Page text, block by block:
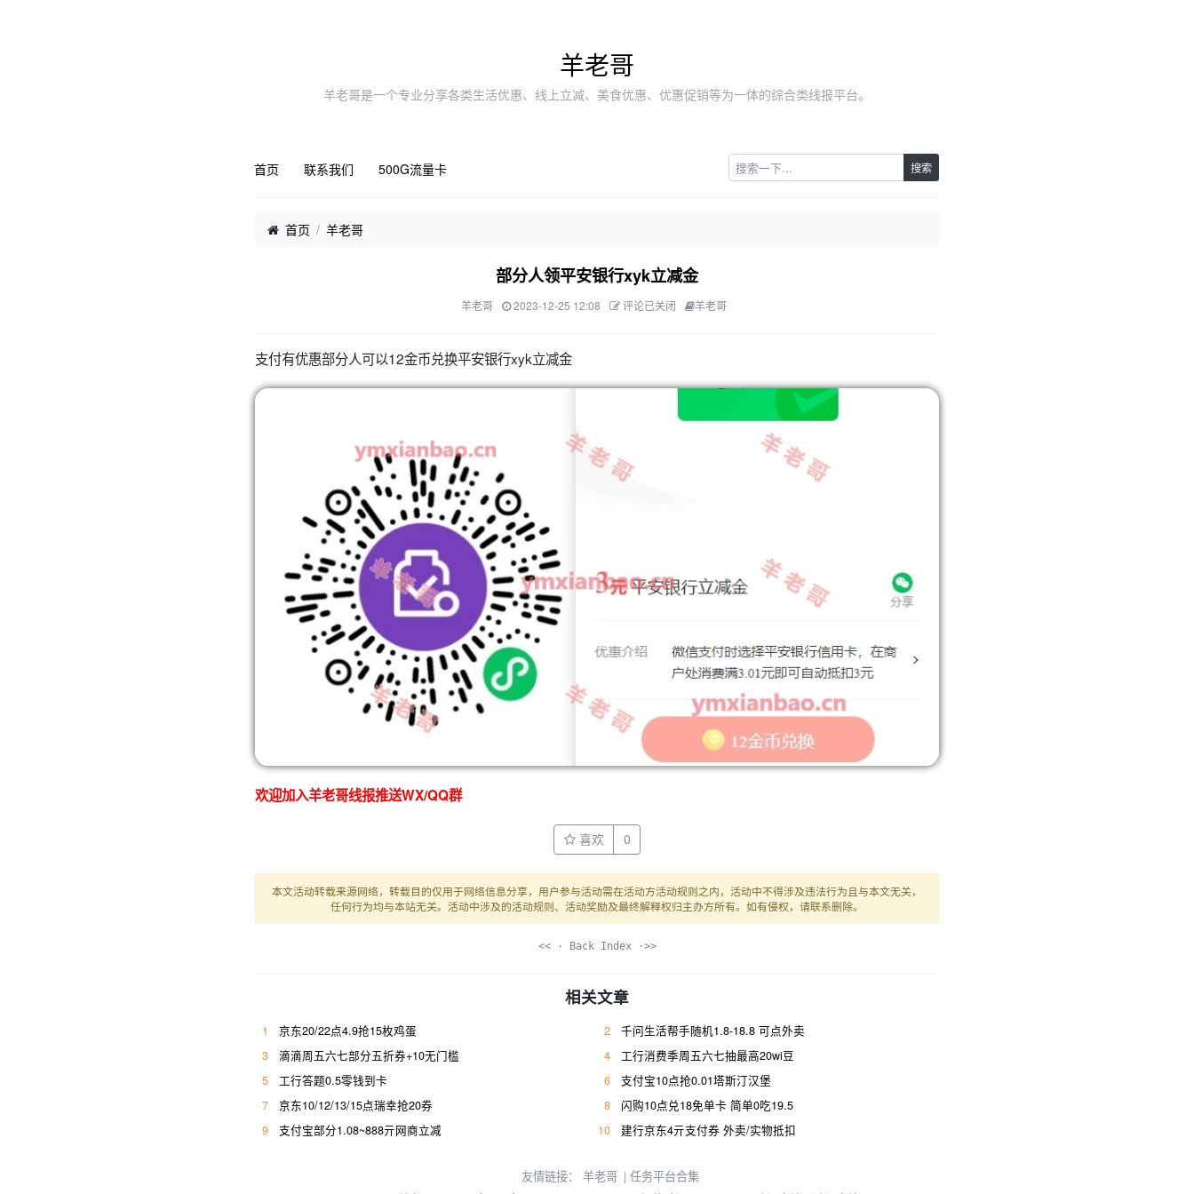
羊老哥
羊老哥是一个专业分享各类生活优惠、线上立减、美食优惠、优惠促销等为一体的综合类线报平台。
首页 联系我们 500G流量卡 搜索
首页 羊老哥
部分人领平安银行xyk立减金
羊老哥 2023-12-25 12:08 评论已关闭 羊老哥
支付有优惠部分人可以12金币兑换平安银行xyk立减金
欢迎加入羊老哥线报推送WX/QQ群
喜欢 0
本文活动转载来源网络，转载目的仅用于网络信息分享，用户参与活动需在活动方活动规则之内，活动中不得涉及违法行为且与本文无关，
任何行为均与本站无关。活动中涉及的活动规则、活动奖励及最终解释权归主办方所有。如有侵权，请联系删除。
<< · Back Index ·>>
相关文章
1 京东20/22点4.9抢15枚鸡蛋 2
千问生活帮手随机1.8-18.8 可点外卖
3
滴滴周五六七部分五折券+10无门槛 4
工行消费季周五六七抽最高20wi豆
5
工行答题0.5零钱到卡 6
支付宝10点抢0.01塔斯汀汉堡
7
京东10/12/13/15点瑞幸抢20券 8
闪购10点兑18免单卡 简单0吃19.5
9
支付宝部分1.08~888亓网商立减 10 建行京东4亓支付券 外卖/实物抵扣
友情链接： 羊老哥 | 任务平台合集